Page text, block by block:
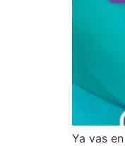
Ya vas